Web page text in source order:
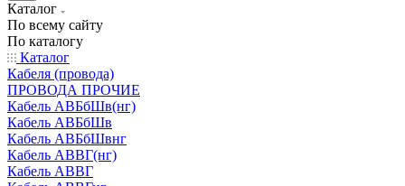
Каталог
По всему сайту
По каталогу
Каталог
Кабеля (провода)
ПРОВОДА ПРОЧИЕ
Кабель АВБбШв(нг)
Кабель АВБбШв
Кабель АВБбШвнг
Кабель АВВГ(нг)
Кабель АВВГ